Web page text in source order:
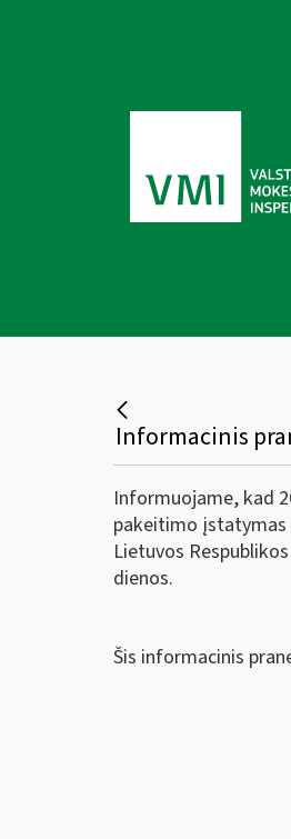
Informacinis
Informuojame, kad
pakeitimo įstatymas
Lietuvos
dienos.
Šis informacinis